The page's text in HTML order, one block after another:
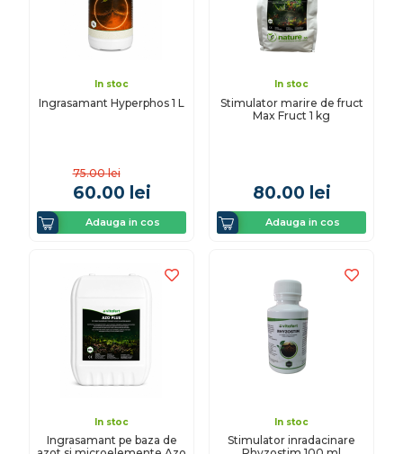
In stoc
Ingrasamant Hyperphos 1 L
75.00 lei
60.00 lei
Adauga in cos
In stoc
Stimulator marire de fruct
Max Fruct 1 kg
80.00 lei
Adauga in cos
In stoc
Ingrasamant pe baza de
In stoc
Stimulator inradacinare